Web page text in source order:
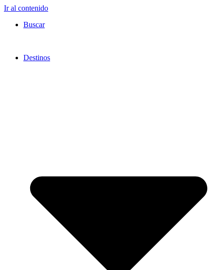
Ir al contenido
Buscar
Destinos